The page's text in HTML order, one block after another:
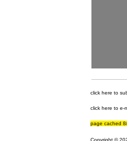
click here to
click here to e-
page cached
Copyright ©